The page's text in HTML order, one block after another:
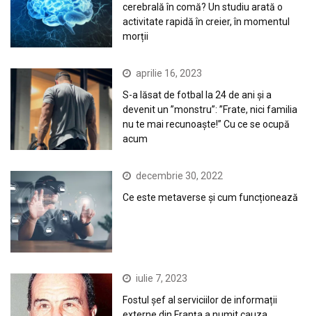
cerebrală în comă? Un studiu arată o
activitate rapidă în creier, în momentul
morții
aprilie 16, 2023
S-a lăsat de fotbal la 24 de ani și a
devenit un ”monstru”: ”Frate, nici familia
nu te mai recunoaște!” Cu ce se ocupă
acum
decembrie 30, 2022
Ce este metaverse și cum funcționează
iulie 7, 2023
Fostul șef al serviciilor de informații